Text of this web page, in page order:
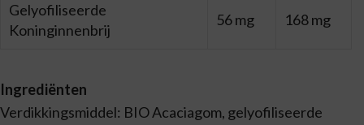
Gelyofiliseerde
Koninginnenbrij
56 mg 168 mg
Ingrediënten
Verdikkingsmiddel: BIO Acaciagom, gelyofiliseerde